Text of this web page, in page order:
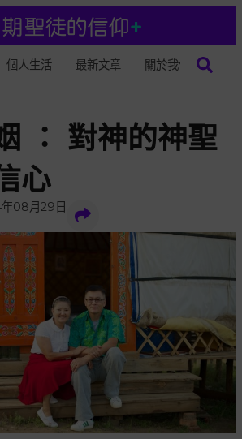
個人生活 最新文章 關於我們
： 對神的神聖
心
08月29日